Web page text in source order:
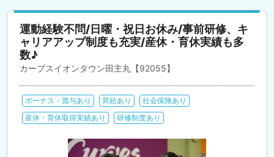
運動経験不問/日曜・祝日お休み/事前研修、キ
ャリアアップ制度も充実/産休・育休実績も多
数♪
カーブスイオンタウン田主丸【92055】
ボーナス・賞与あり 昇給あり
社会保険あり
産休・育休取得実績あり
研修制度あり